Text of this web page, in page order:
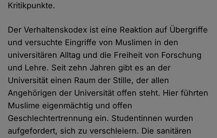
Kritikpunkte.
Der Verhaltenskodex ist eine Reaktion auf Übergriffe
und versuchte Eingriffe von Muslimen in den
universitären Alltag und die Freiheit von Forschung
und Lehre. Seit zehn Jahren gibt es an der
Universität einen Raum der Stille, der allen
Angehörigen der Universität offen steht. Hier führten
Muslime eigenmächtig und offen
Geschlechtertrennung ein. Studentinnen wurden
aufgefordert, sich zu verschleiern. Die sanitären